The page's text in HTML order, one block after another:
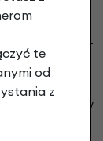
ZAMIAST
środków
te
od
z